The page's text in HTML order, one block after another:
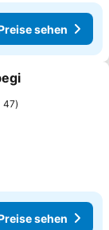
sehen
47
sehen